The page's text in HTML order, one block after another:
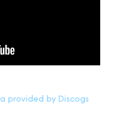
provided by Discogs